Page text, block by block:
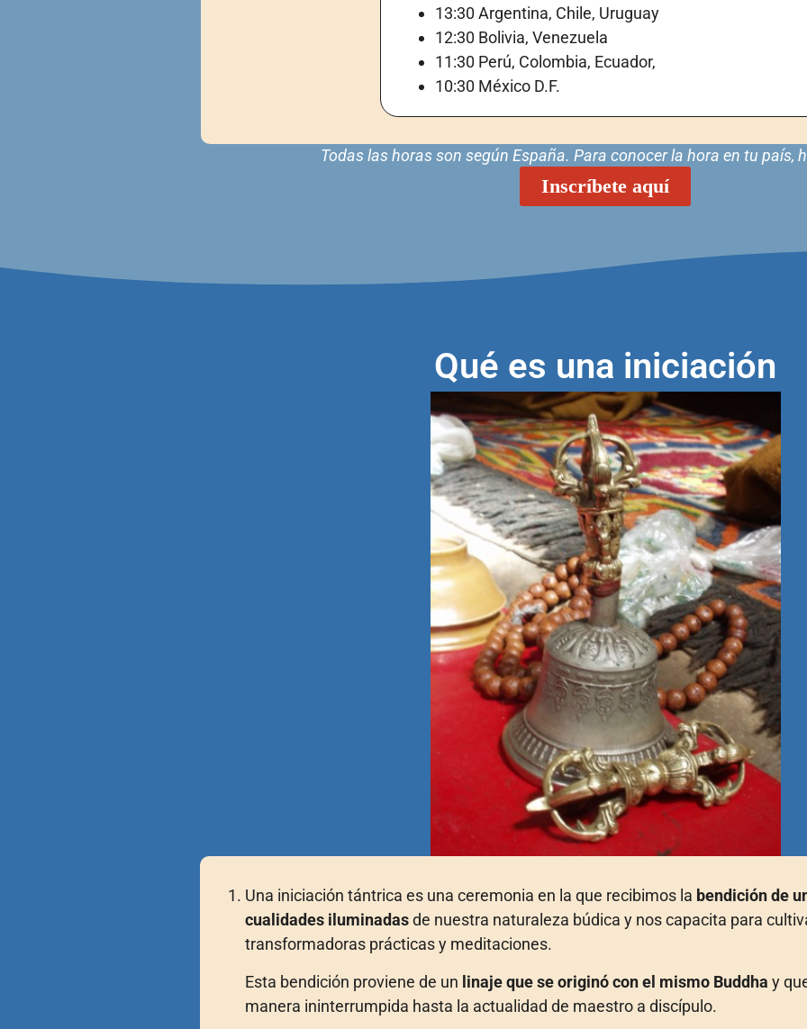
13:30 Argentina, Chile, Uruguay
12:30 Bolivia, Venezuela
11:30 Perú, Colombia, Ecuador,
10:30 México D.F.
Todas las horas son según España. Para conocer la hora en tu país,
Inscríbete aquí
Qué es una iniciación
Una iniciación tántrica es una ceremonia en la que recibimos la bendición de
cualidades iluminadasde nuestra naturaleza búdica y nos capacita para
transformadoras prácticas y meditaciones.
Esta bendición proviene de un linaje que se originó con el mismo Buddha y
manera ininterrumpida hasta la actualidad de maestro a discípulo.